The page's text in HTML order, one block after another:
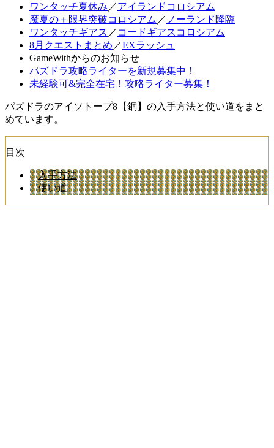
ワンタッチ夏休み ／アイランドコロシアム
魔夏の＋限界突破コロシアム ／ ノーランド降臨
ワンタッチギアス ／ コードギアスコロシアム
8月クエストまとめ ／EXラッシュ
GameWithからのお知らせ
パズドラ攻略ライターを新規募集中！
未経験可&完全在宅！攻略ライター募集！
パズドラのアイソトープ8【銅】の入手方法と使い道をまと
めています。
目次
入手方法
使い道